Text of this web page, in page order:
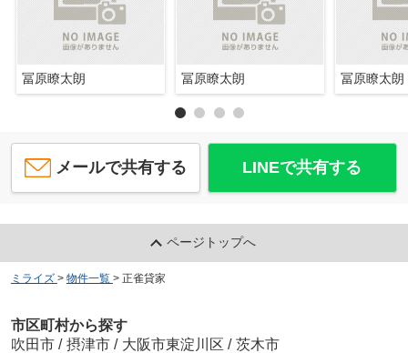
冨原瞭太朗 冨原瞭太朗 冨原瞭太朗
メールで共有する LINEで共有する
ページトップへ
ミライズ > 物件一覧 > 正雀貸家
市区町村から探す
吹田市 / 摂津市 / 大阪市東淀川区 / 茨木市